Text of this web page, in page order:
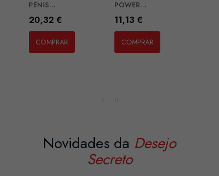
PENIS...
Preço
20,32 €
COMPRAR
POWER...
Preço
11,13 €
COMPRAR
Novidades da Desejo
Secreto